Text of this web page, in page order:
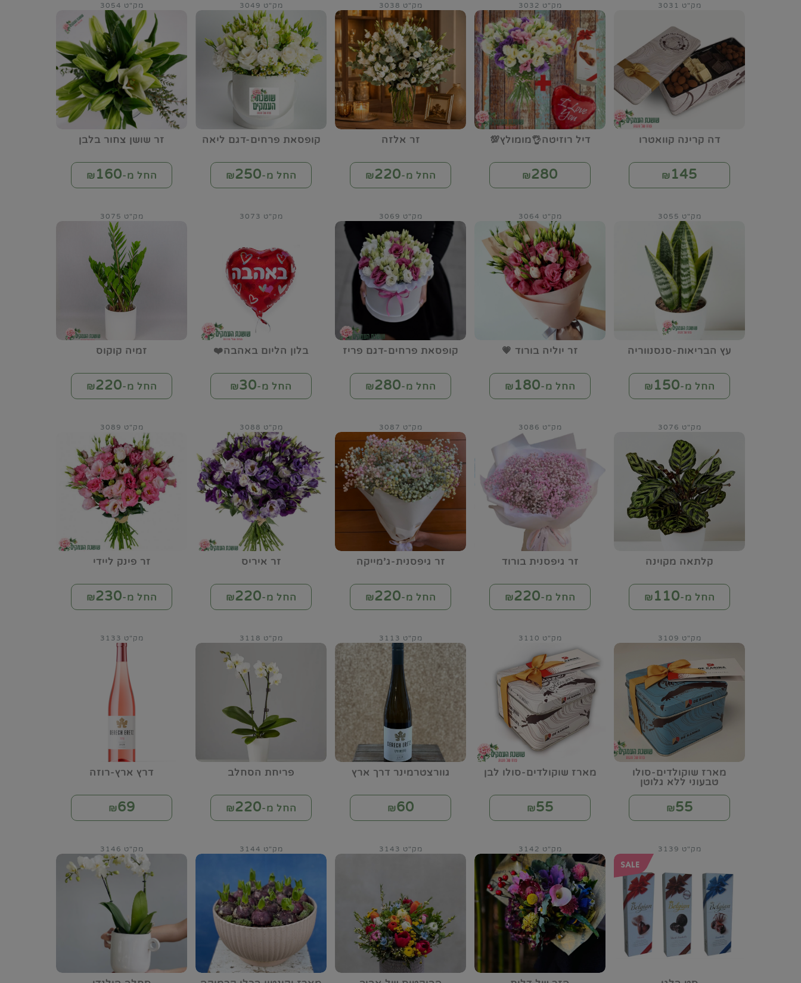
דה קרינה קוואטרו
מק"ט 3031
₪ 145
דיל רוזיטה👌מומולץ💯
מק"ט 3032
₪280
זר אלזה
מק"ט 3038
החל מ-₪220
קופסאת פרחים-דגם ליאה
מק"ט 3049
החל מ-₪250
זר שושן צחור בלבן
מק"ט 3054
החל מ-₪160
עץ הבריאות-סנסנווריה
מק"ט 3055
החל מ-₪150
זר יוליה בורוד 💗
מק"ט 3064
החל מ-₪180
קופסאת פרחים-דגם פריז
מק"ט 3069
החל מ-₪280
בלון הליום באהבה❤️
מק"ט 3073
החל מ-₪30
זמיה קוקוס
מק"ט 3075
החל מ-₪220
קלתאה מקוינה
מק"ט 3076
החל מ-₪110
זר גיפסנית בורוד
מק"ט 3086
החל מ-₪220
זר גיפסנית-ג'מייקה
מק"ט 3087
החל מ-₪220
זר איריס
מק"ט 3088
החל מ-₪220
זר פינק ליידי
מק"ט 3089
החל מ-₪230
מארז שוקולדים-סולו
טבעוני ללא גלוטן
מק"ט 3109
₪55
מארז שוקולדים-סולו לבן
מק"ט 3110
₪55
גוורצטרמינר דרך ארץ
מק"ט 3113
₪60
פריחת הסחלב
מק"ט 3118
החל מ-₪220
דרץ ארץ-רוזה
מק"ט 3133
₪69
מק"ט 3139 מק"ט 3142 מק"ט 3143 מק"ט 3144 מק"ט 3146